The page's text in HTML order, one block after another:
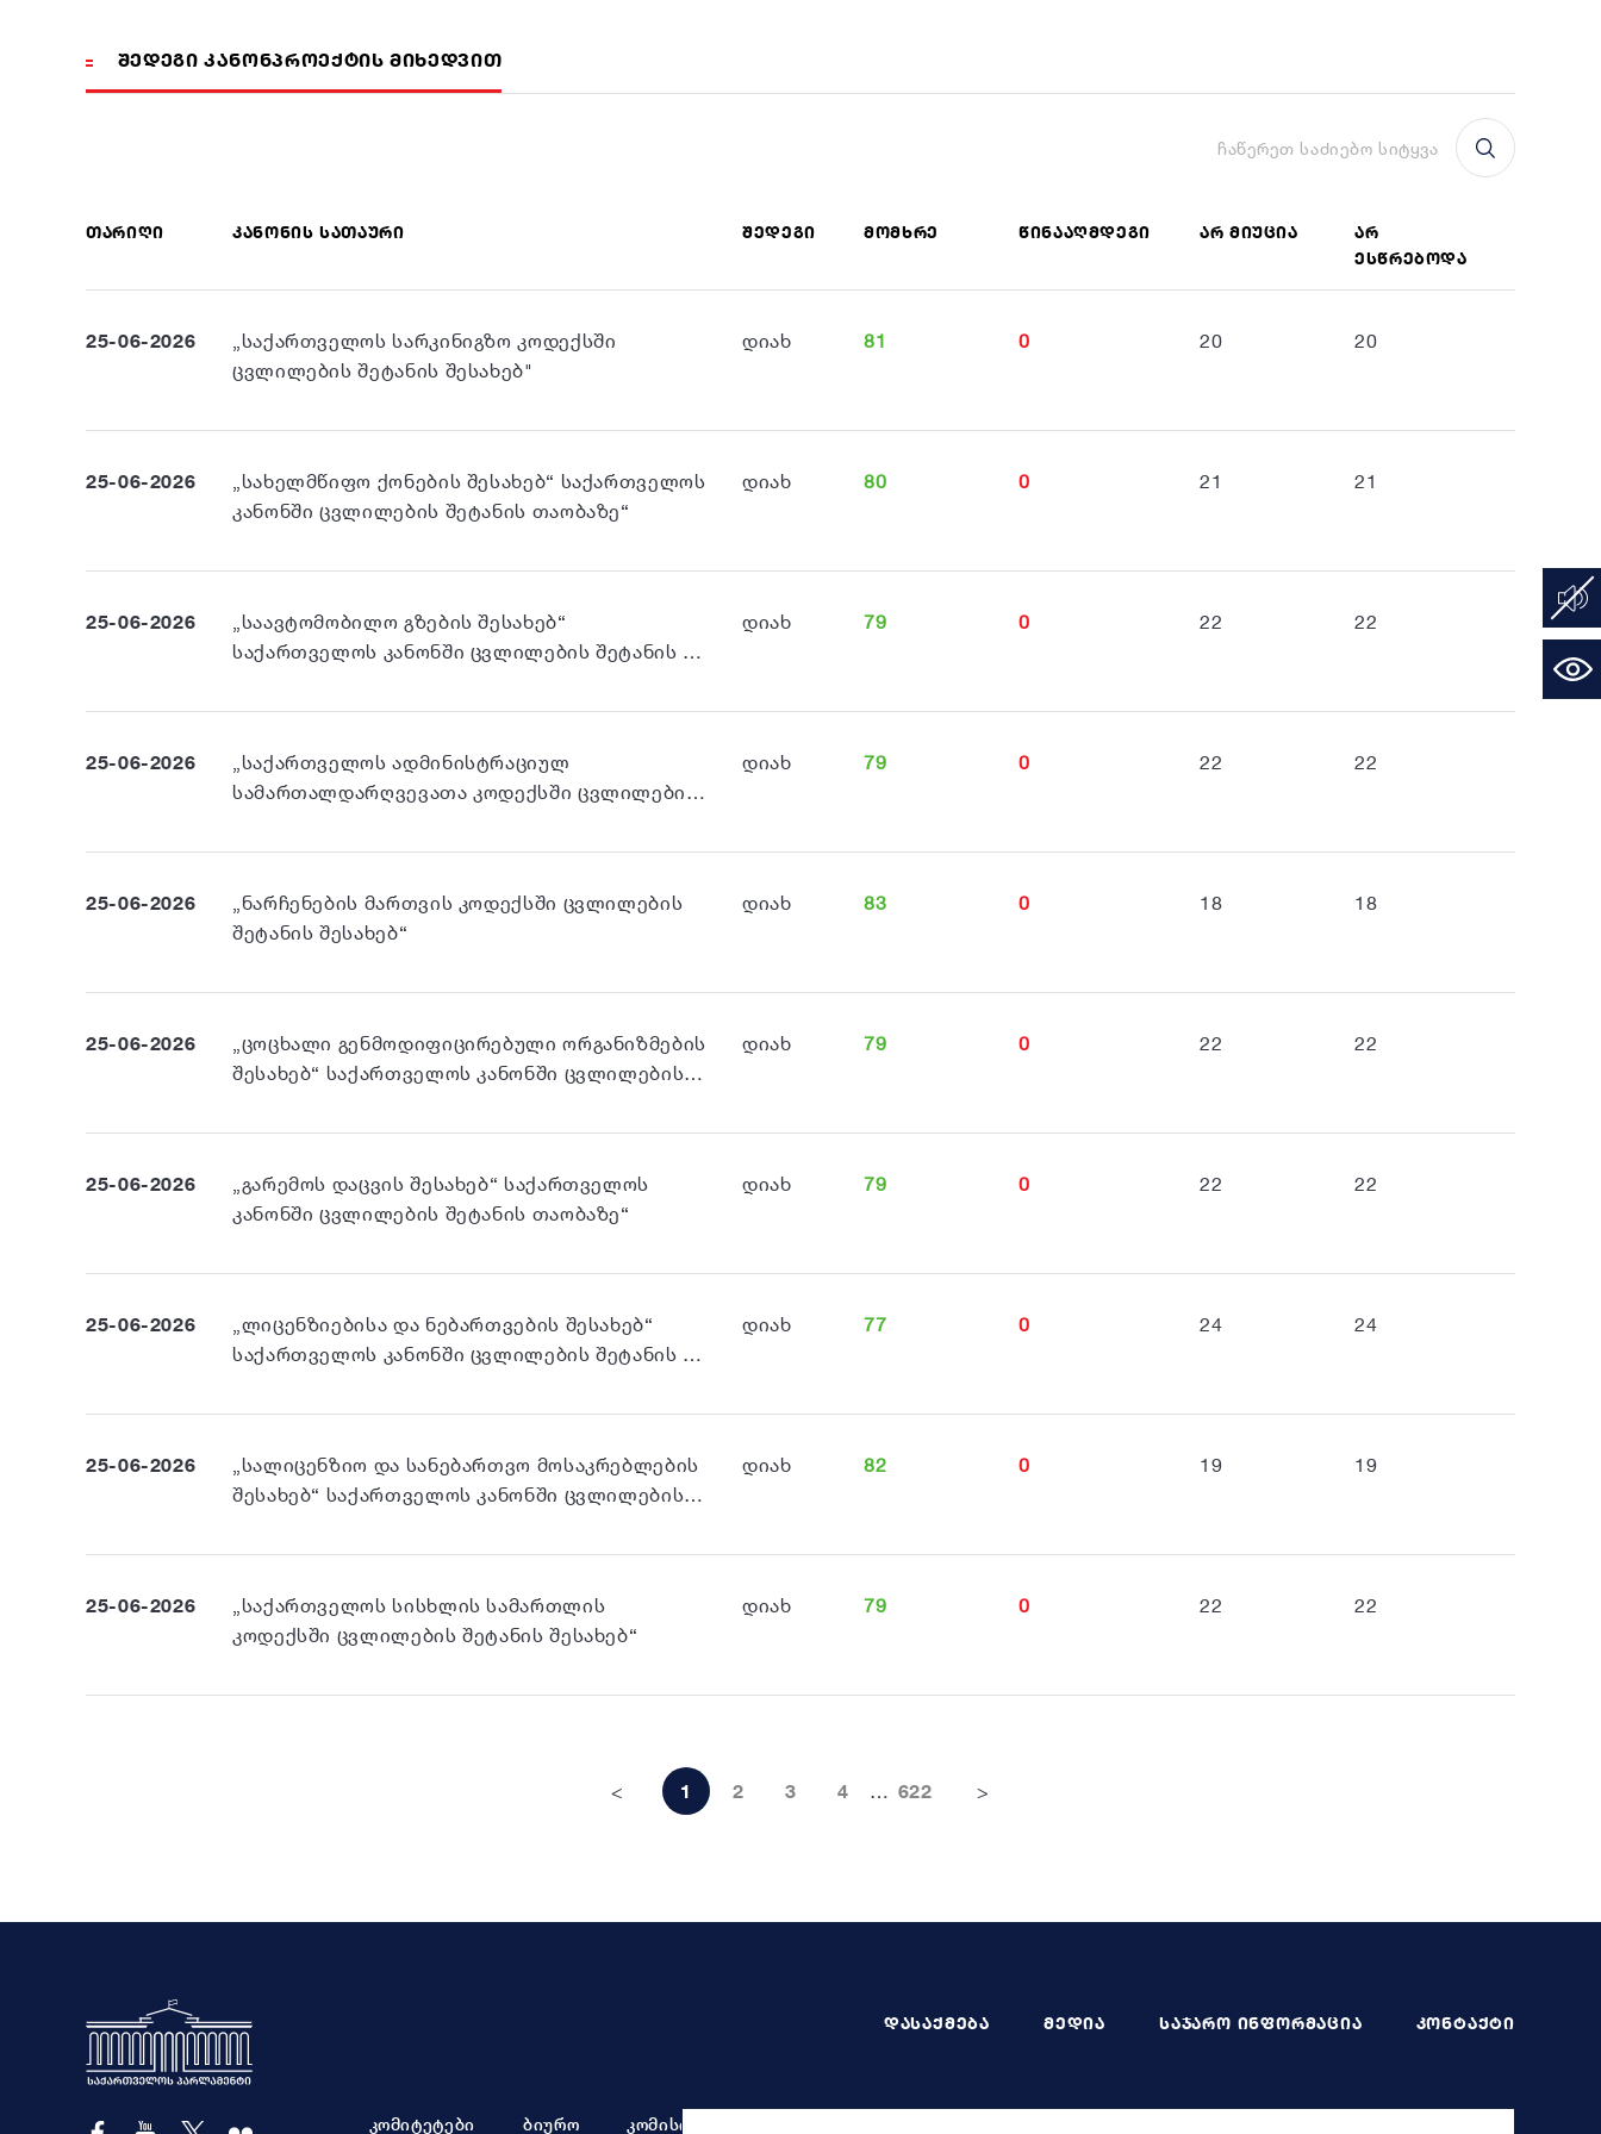
ᲨᲔᲓᲔᲒᲘ ᲙᲐᲜᲝᲜᲞᲠᲝᲔᲥᲢᲘᲡ ᲛᲘᲮᲔᲓᲕᲘᲗ
ᲗᲐᲠᲘᲦᲘ ᲙᲐᲜᲝᲜᲘᲡ ᲡᲐᲗᲐᲣᲠᲘ ᲨᲔᲓᲔᲒᲘ ᲛᲝᲛᲮᲠᲔ ᲬᲘᲜᲐᲐᲦᲛᲓᲔᲒᲘ ᲐᲠ ᲛᲘᲣᲪᲘᲐ
ᲐᲠ
ᲔᲡᲬᲠᲔᲑᲝᲓᲐ
25-06-2026
„საქართველოს სარკინიგზო კოდექსში
ცვლილების შეტანის შესახებ"
დიახ 81 0 20 20
25-06-2026
„სახელმწიფო ქონების შესახებ“ საქართველოს
კანონში ცვლილების შეტანის თაობაზე“
დიახ 80 0 21 21
25-06-2026
„საავტომობილო გზების შესახებ“
საქართველოს კანონში ცვლილების შეტანის …
დიახ 79 0 22 22
25-06-2026
„საქართველოს ადმინისტრაციულ
სამართალდარღვევათა კოდექსში ცვლილები…
დიახ 79 0 22 22
25-06-2026
„ნარჩენების მართვის კოდექსში ცვლილების
შეტანის შესახებ“
დიახ 83 0 18 18
25-06-2026
„ცოცხალი გენმოდიფიცირებული ორგანიზმების
შესახებ“ საქართველოს კანონში ცვლილების…
დიახ 79 0 22 22
25-06-2026
„გარემოს დაცვის შესახებ“ საქართველოს
კანონში ცვლილების შეტანის თაობაზე“
დიახ 79 0 22 22
25-06-2026
„ლიცენზიებისა და ნებართვების შესახებ“
საქართველოს კანონში ცვლილების შეტანის …
დიახ 77 0 24 24
25-06-2026
„სალიცენზიო და სანებართვო მოსაკრებლების
შესახებ“ საქართველოს კანონში ცვლილების…
დიახ 82 0 19 19
25-06-2026
„საქართველოს სისხლის სამართლის
კოდექსში ცვლილების შეტანის შესახებ“
დიახ 79 0 22 22
< 1 2 3 4 … 622 >
ᲓᲐᲡᲐᲥᲛᲔᲑᲐ ᲛᲔᲓᲘᲐ ᲡᲐᲯᲐᲠᲝ ᲘᲜᲤᲝᲠᲛᲐᲪᲘᲐ ᲙᲝᲜᲢᲐᲥᲢᲘ
კომიტეტები ბიურო კომისიები და საბჭოები